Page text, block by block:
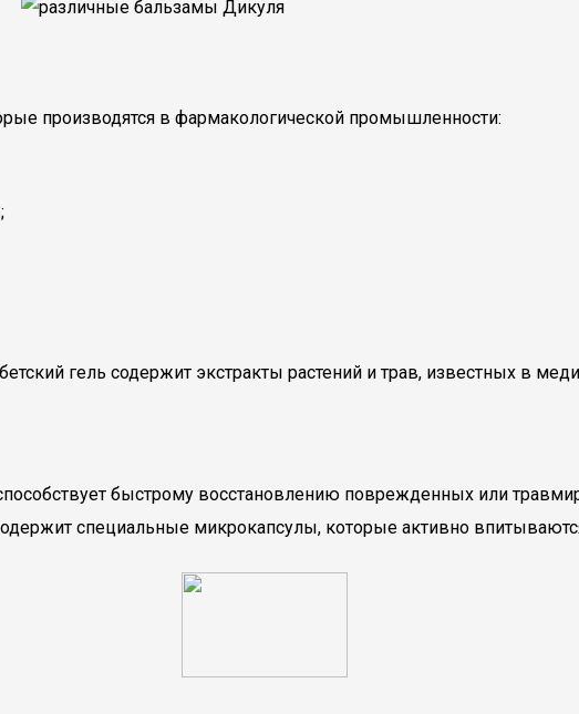
производятся в фармакологической промышленности:
гель содержит экстракты растений и трав, известных в
быстрому восстановлению поврежденных или
специальные микрокапсулы, которые активно